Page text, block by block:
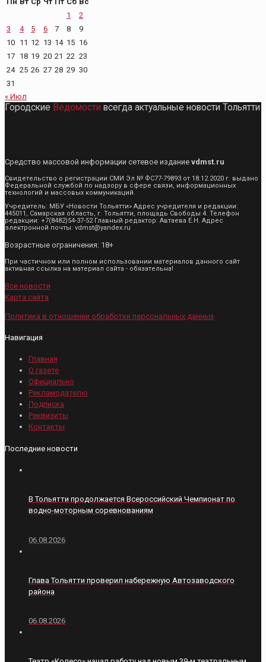
1
2
3
4 5 6 7 8
9
10 11 12 13 14 15 16
17 18 19 20 21 22 23
24 25 26 27 28 29 30
31
« Июл
Городские Ведомости всегда актуальные новости Тольятти
Средство массовой информации сетевое издание vdmst.ru
Свидетельство о регистрации СМИ Эл № ФС77-79893 от 18.12.2020 г. выдано
Федеральной службой по надзору в сфере связи, информационных
технологий и массовых коммуникаций.
Учредитель: МБУ «Новости Тольятти» Адрес учредителя и редакции:
445011, Самарская область, г. Тольятти, площадь Свободы 4. Телефон
редакции: +7(8482)54-37-52 Главный редактор: Автаева Е.Н. Адрес
электронной почты: vdmst@yandex.ru
Возрастные ограничения: 18+
При частичном или полном использовании материалов данного сайт
активная ссылка на материал сайта - обязательна!
Все новости
Карта сайта
Политика в отношении обработки персональных данных
Навигация
Главная
О газете
Официально
Рекламодателю
Подписка
Реквизиты
Контакты
Последние новости
В Тольятти продолжается Всероссийский Чемпионат по
водно-моторным соревнованиям
06.08.2026
Глава Тольятти проверил набережную Автозаводского
района
06.08.2026